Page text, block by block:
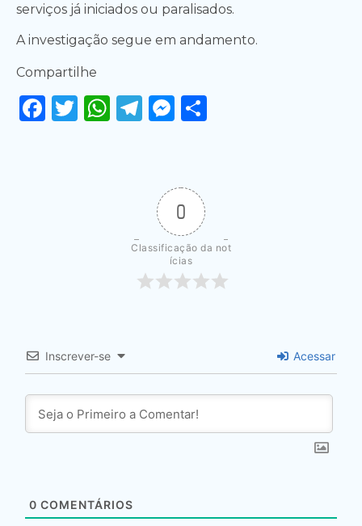
serviços já iniciados ou paralisados.
A investigação segue em andamento.
Compartilhe
Facebook
Twitter
WhatsApp
Telegram
Messenger
0
Classificação da not
ícias
Inscrever-se Acessar
0 COMENTÁRIOS